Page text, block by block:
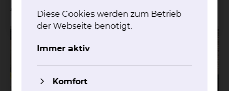
AktuellesDiese Cookies werden zum Betrieb
der Webseite benötigt.
Immer aktiv
Komfort